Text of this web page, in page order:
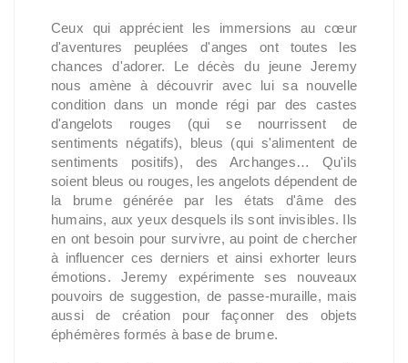
Ceux qui apprécient les immersions au cœur
d'aventures peuplées d'anges ont toutes les
chances d'adorer. Le décès du jeune Jeremy
nous amène à découvrir avec lui sa nouvelle
condition dans un monde régi par des castes
d'angelots rouges (qui se nourrissent de
sentiments négatifs), bleus (qui s'alimentent de
sentiments positifs), des Archanges… Qu'ils
soient bleus ou rouges, les angelots dépendent de
la brume générée par les états d'âme des
humains, aux yeux desquels ils sont invisibles. Ils
en ont besoin pour survivre, au point de chercher
à influencer ces derniers et ainsi exhorter leurs
émotions. Jeremy expérimente ses nouveaux
pouvoirs de suggestion, de passe-muraille, mais
aussi de création pour façonner des objets
éphémères formés à base de brume.